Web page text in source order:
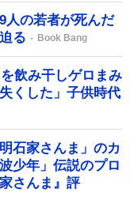
の若者が死んだ
る
Book Bang
飲み干しゲロまみ
くした」子供時代
石家さんま」のカ
少年」伝説のプロ
さんま』評